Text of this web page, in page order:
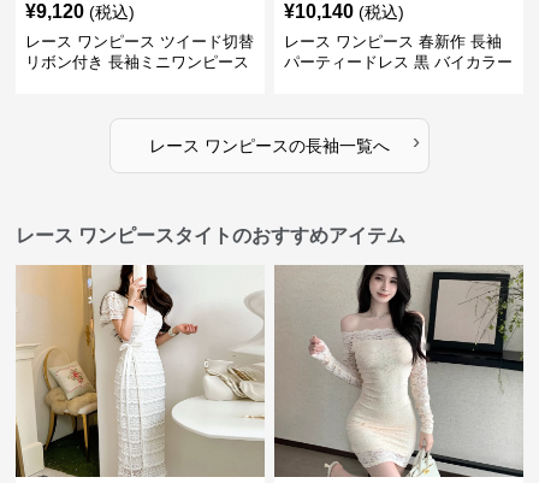
¥9,120 (税込)
レース ワンピース ツイード切替
リボン付き 長袖ミニワンピース
¥10,140 (税込)
レース ワンピース 春新作 長袖
パーティードレス 黒 バイカラー
レース ワンピースの長袖一覧へ ›
レース ワンピースタイトのおすすめアイテム